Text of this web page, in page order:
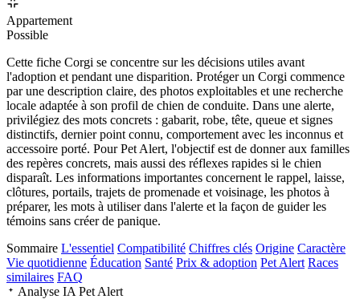
Appartement
Possible
Cette fiche Corgi se concentre sur les décisions utiles avant
l'adoption et pendant une disparition. Protéger un Corgi commence
par une description claire, des photos exploitables et une recherche
locale adaptée à son profil de chien de conduite. Dans une alerte,
privilégiez des mots concrets : gabarit, robe, tête, queue et signes
distinctifs, dernier point connu, comportement avec les inconnus et
accessoire porté. Pour Pet Alert, l'objectif est de donner aux familles
des repères concrets, mais aussi des réflexes rapides si le chien
disparaît. Les informations importantes concernent le rappel, laisse,
clôtures, portails, trajets de promenade et voisinage, les photos à
préparer, les mots à utiliser dans l'alerte et la façon de guider les
témoins sans créer de panique.
Sommaire L'essentiel Compatibilité Chiffres clés Origine Caractère
Vie quotidienne Éducation Santé Prix & adoption Pet Alert Races
similaires FAQ
Analyse IA Pet Alert